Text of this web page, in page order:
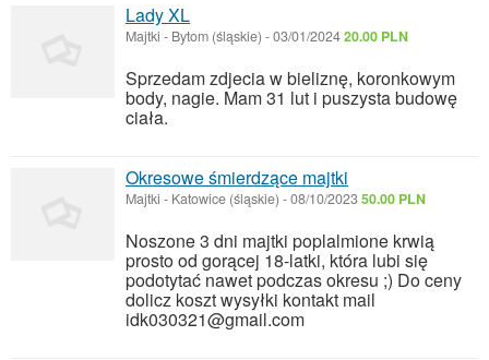
Lady XL
Majtki - Bytom (śląskie) -03/01/202420.00 PLN
Sprzedam zdjecia w bieliznę, koronkowym
body, nagie. Mam 31 lut i puszysta budowę
ciała.
Okresowe śmierdzące majtki
Majtki - Katowice (śląskie) -08/10/202350.00 PLN
Noszone 3 dni majtki poplalmione krwią
prosto od gorącej 18-latki, która lubi się
podotytać nawet podczas okresu ;) Do ceny
dolicz koszt wysyłki kontakt mail
idk030321@gmail.com